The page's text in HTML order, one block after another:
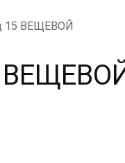
15 ВЕЩЕВОЙ